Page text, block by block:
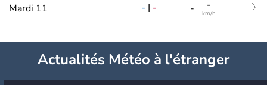
Mardi 11 - | - - -
km/h
Actualités Météo à l'étranger